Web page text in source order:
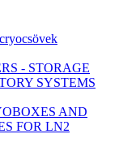
- STORAGE
SYSTEMS
AND
FOR LN2